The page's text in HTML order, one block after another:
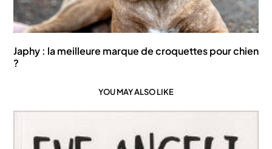
Japhy : la meilleure marque de croquettes pour chien
?
YOU MAY ALSO LIKE